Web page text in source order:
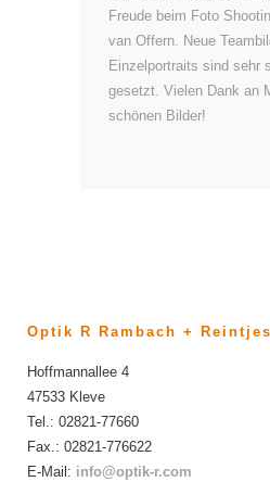
Freude beim Foto
van Offern. Neue
Einzelportraits sind sehr
gesetzt. Vielen Dank an
schönen Bilder!
Optik R Rambach + Reintjes
Hoffmannallee 4
47533 Kleve
Tel.: 02821-77660
Fax.: 02821-776622
E-Mail: info@optik-r.com